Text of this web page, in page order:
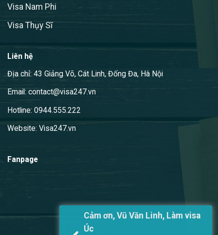
Visa Nam Phi
Visa Thụy Sĩ
Liên hệ
Địa chỉ: 43 Giảng Võ, Cát Linh, Đống Đa, Hà Nội
Email: contact@visa247.vn
Hotline: 0944.555.222
Website: Visa247.vn
Fanpage